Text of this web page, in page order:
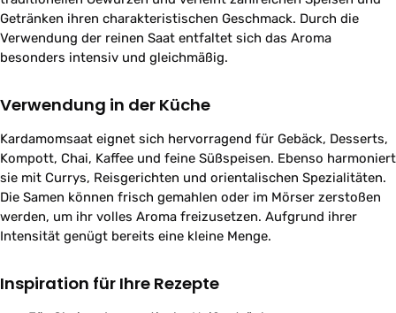
Getränken ihren charakteristischen Geschmack. Durch die
Verwendung der reinen Saat entfaltet sich das Aroma
besonders intensiv und gleichmäßig.
Verwendung in der Küche
Kardamomsaat eignet sich hervorragend für Gebäck, Desserts,
Kompott, Chai, Kaffee und feine Süßspeisen. Ebenso harmoniert
sie mit Currys, Reisgerichten und orientalischen Spezialitäten.
Die Samen können frisch gemahlen oder im Mörser zerstoßen
werden, um ihr volles Aroma freizusetzen. Aufgrund ihrer
Intensität genügt bereits eine kleine Menge.
Inspiration für Ihre Rezepte